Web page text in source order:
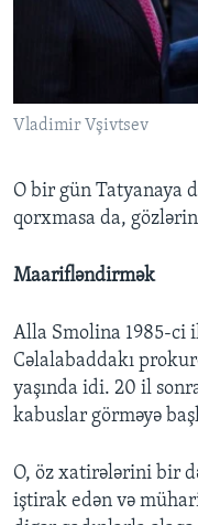
Vladimir Vşivtsev
O bir gün Tatyanaya
qorxmasa da,
Maarifləndirmək
Alla Smolina 1985-ci
Cəlalabaddakı
yaşında idi. 20 il
kabuslar görməyə
O, öz xatirələrini bir
iştirak edən və